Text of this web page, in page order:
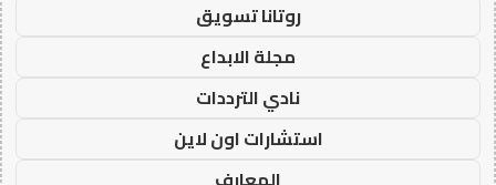
روتانا تسويق
مجلة الابداع
نادي الترددات
استشارات اون لاين